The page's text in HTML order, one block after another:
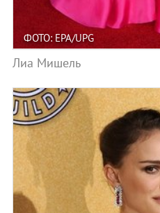
ФОТО: EPA/UPG
Лиа Мишель